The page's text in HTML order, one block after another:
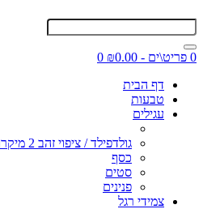
0 פריט\ים - ₪0.00
0
דף הבית
טבעות
עגילים
גולדפילד / ציפוי זהב 2 מיקרון
כסף
סטים
פנינים
צמידי רגל